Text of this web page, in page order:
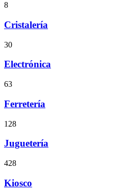
8
Cristalería
30
Electrónica
63
Ferretería
128
Juguetería
428
Kiosco